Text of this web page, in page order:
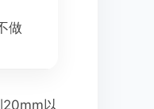
做
20mm以